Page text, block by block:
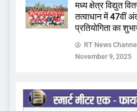
मध्य क्षेत्र विद्युत
तत्वाधान में 47वीं
प्रतियोगिता का
RT News Channel
November 9, 2025